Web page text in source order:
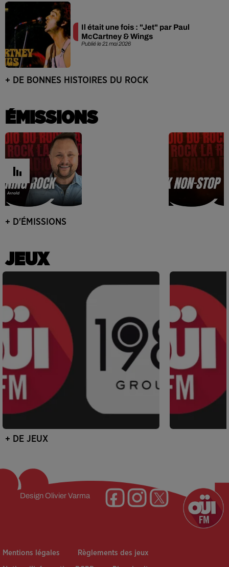
Publié le 21 mai 2026
Il était une fois : "Jet" par Paul
McCartney & Wings
+ DE BONNES HISTOIRES DU ROCK
ÉMISSIONS
+ D'ÉMISSIONS
JEUX
+ DE JEUX
Design Olivier Varma
Mentions légales Règlements des jeux